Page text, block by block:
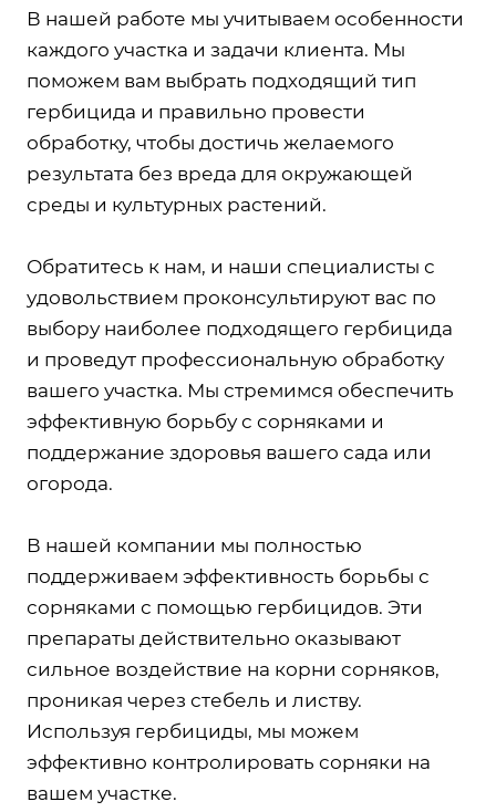
В нашей работе мы учитываем особенности
каждого участка и задачи клиента. Мы
поможем вам выбрать подходящий тип
гербицида и правильно провести
обработку, чтобы достичь желаемого
результата без вреда для окружающей
среды и культурных растений.
Обратитесь к нам, и наши специалисты с
удовольствием проконсультируют вас по
выбору наиболее подходящего гербицида
и проведут профессиональную обработку
вашего участка. Мы стремимся обеспечить
эффективную борьбу с сорняками и
поддержание здоровья вашего сада или
огорода.
В нашей компании мы полностью
поддерживаем эффективность борьбы с
сорняками с помощью гербицидов. Эти
препараты действительно оказывают
сильное воздействие на корни сорняков,
проникая через стебель и листву.
Используя гербициды, мы можем
эффективно контролировать сорняки на
вашем участке.